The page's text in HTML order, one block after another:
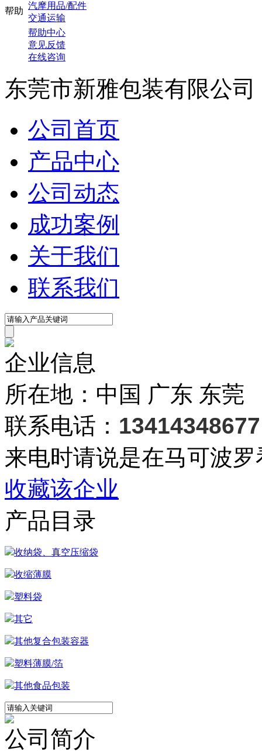
汽摩用品/配件
交通运输
帮助
帮助中心
意见反馈
在线咨询
东莞市新雅包装有限公司
公司首页
产品中心
公司动态
成功案例
关于我们
联系我们
企业信息
所在地：中国 广东 东莞
联系电话： 13414348677
来电时请说是在马可波
收藏该企业
产品目录
收纳袋、真空压缩袋
收缩薄膜
塑料袋
其它
其他复合包装容器
塑料薄膜/箔
其他食品包装
公司简介